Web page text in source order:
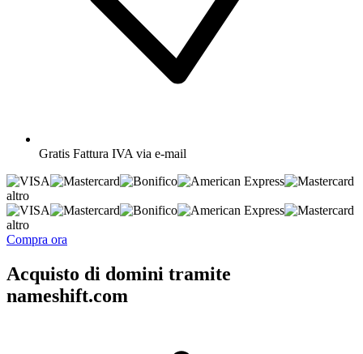
Gratis Fattura IVA via e-mail
altro
altro
Compra ora
Acquisto di domini tramite
nameshift.com